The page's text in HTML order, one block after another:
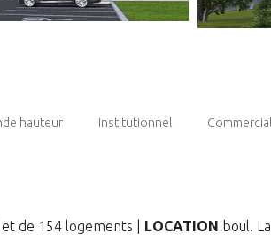
hauteur Institutionnel Commercial
de 154 logements | LOCATION boul.